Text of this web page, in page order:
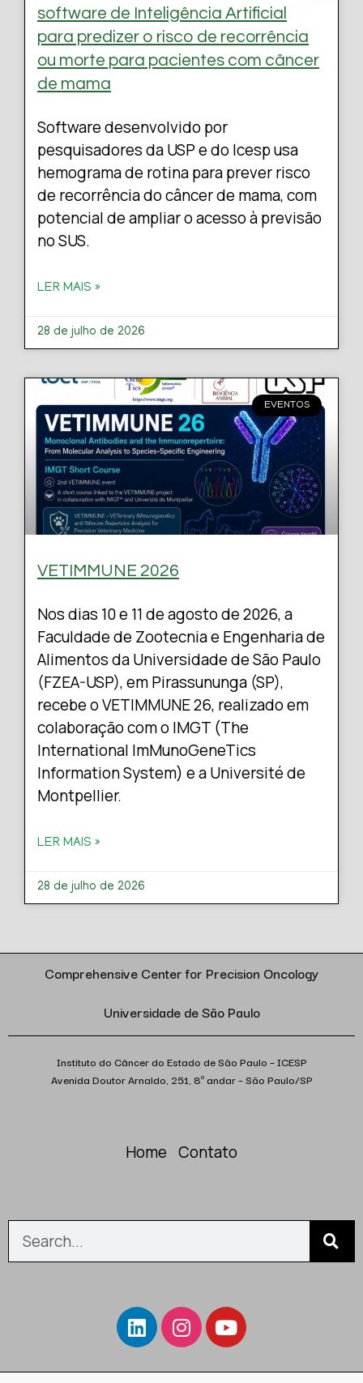
software de Inteligência Artificial
para predizer o risco de recorrência
ou morte para pacientes com câncer
de mama
Software desenvolvido por
pesquisadores da USP e do Icesp usa
hemograma de rotina para prever risco
de recorrência do câncer de mama, com
potencial de ampliar o acesso à previsão
no SUS.
LER MAIS »
28 de julho de 2026
EVENTOS
VETIMMUNE 2026
Nos dias 10 e 11 de agosto de 2026, a
Faculdade de Zootecnia e Engenharia de
Alimentos da Universidade de São Paulo
(FZEA-USP), em Pirassununga (SP),
recebe o VETIMMUNE 26, realizado em
colaboração com o IMGT (The
International ImMunoGeneTics
Information System) e a Université de
Montpellier.
LER MAIS »
28 de julho de 2026
Comprehensive Center for Precision Oncology
Universidade de São Paulo
Instituto do Câncer do Estado de São Paulo – ICESP
Avenida Doutor Arnaldo, 251, 8º andar – São Paulo/SP
Home Contato